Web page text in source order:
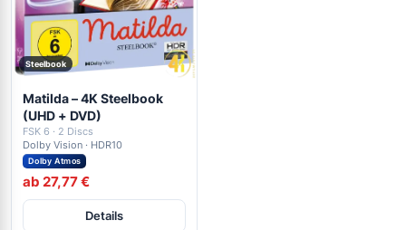
Steelbook
Matilda – 4K Steelbook
(UHD + DVD)
FSK 6 · 2 Discs
Dolby Vision · HDR10
Dolby Atmos
ab 27,77 €
Details